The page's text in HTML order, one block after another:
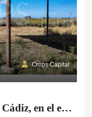
Crops Capital
En venta finca ecuestre en Cádiz, en el entorno de la Costa de la Luz